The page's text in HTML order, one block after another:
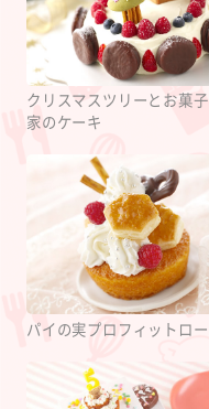
クリスマスツリーとお菓
家のケーキ
パイの実プロフィットロ